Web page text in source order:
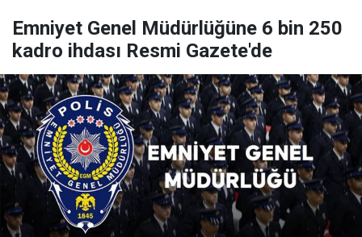
Emniyet Genel Müdürlüğüne 6 bin 250
kadro ihdası Resmi Gazete'de